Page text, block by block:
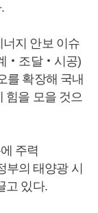
지 안보 이슈
‧조달‧시공)
를 확장해 국내
힘을 모을 것으
주력
의 태양광 시
고 있다.